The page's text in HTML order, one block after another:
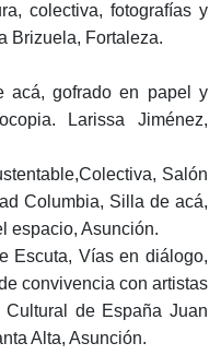
colectiva, fotografías y
Brizuela, Fortaleza.
acá, gofrado en papel y
Larissa Jiménez,
Salón
Columbia, Silla de acá,
espacio, Asunción.
Escuta, Vías en diálogo,
convivencia con artistas
de España Juan
Alta, Asunción.